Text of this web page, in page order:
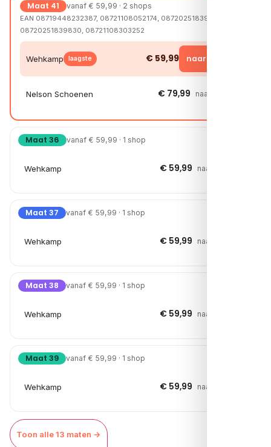
Maat 36 vanaf € 59,99 · 1 shop
Wehkamp € 59,99 naar shop →
Maat 37 vanaf € 59,99 · 1 shop
Wehkamp € 59,99 naar shop →
Maat 38 vanaf € 59,99 · 1 shop
Wehkamp € 59,99 naar shop →
Maat 39 vanaf € 59,99 · 1 shop
Wehkamp € 59,99 naar shop →
Maat 41 vanaf € 59,99 · 2 shops
EAN 08719448232387, 08721108052174, 08720251839731,
08720251839830, 08721108303252
Wehkamp laagste € 59,99 naar shop →
Nelson Schoenen € 79,99 naar shop →
Toon alle 13 maten →